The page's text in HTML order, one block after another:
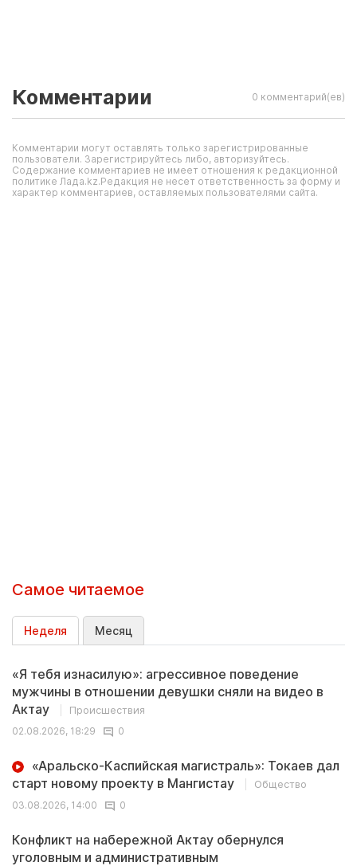
Комментарии 0 комментарий(ев)
Комментарии могут оставлять только зарегистрированные
пользователи. Зарегистрируйтесь либо, авторизуйтесь.
Содержание комментариев не имеет отношения к редакционной
политике Лада.kz.Редакция не несет ответственность за форму и
характер комментариев, оставляемых пользователями сайта.
Самое читаемое
Неделя Месяц
«Я тебя изнасилую»: агрессивное поведение
мужчины в отношении девушки сняли на видео в
Актау
Происшествия
02.08.2026, 18:29
0
«Аральско-Каспийская магистраль»: Токаев дал
старт новому проекту в Мангистау
Общество
03.08.2026, 14:00
0
Конфликт на набережной Актау обернулся
уголовным и административным